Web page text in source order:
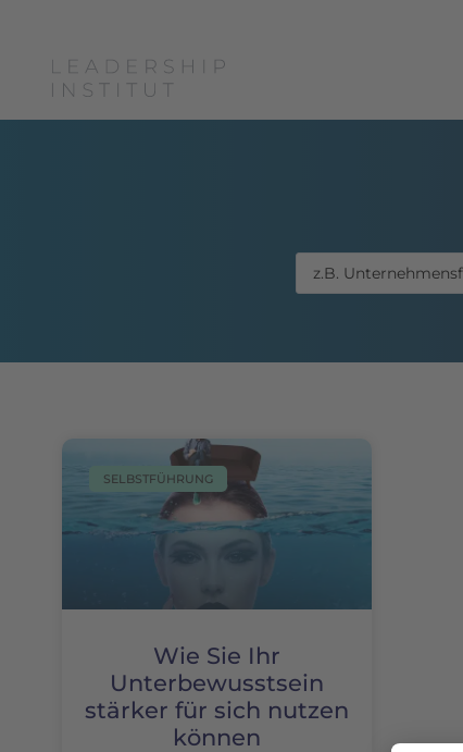
SELBSTFÜHRUNG
Wie Sie Ihr
Unterbewusstsein
stärker für sich nutzen
können